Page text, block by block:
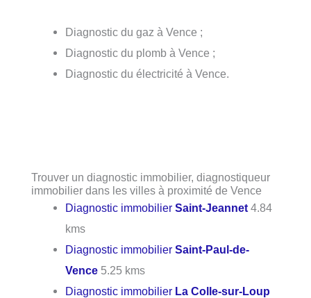
Diagnostic du gaz à Vence ;
Diagnostic du plomb à Vence ;
Diagnostic du électricité à Vence.
Trouver un diagnostic immobilier, diagnostiqueur
immobilier dans les villes à proximité de Vence
Diagnostic immobilierSaint-Jeannet 4.84
kms
Diagnostic immobilierSaint-Paul-de-
Vence 5.25 kms
Diagnostic immobilier La Colle-sur-Loup